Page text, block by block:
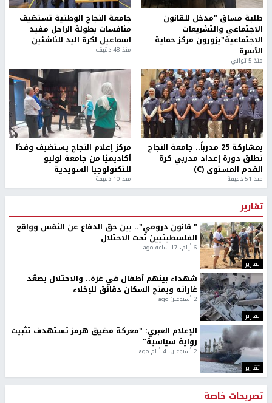
طلبة مساق "مدخل للقانون
الاجتماعي والتشريعات
الاجتماعية"يزورون مركز حماية
الأسرة
منذ 5 ثواني
جامعة النجاح الوطنية تستضيف
منافسات بطولة الراحل مفيد
اسماعيل لكرة اليد للناشئين
منذ 48 دقيقة
بمشاركة 25 مدرباً.. جامعة النجاح
تطلق دورة إعداد مدربي كرة
القدم المستوى (C)
منذ 51 دقيقة
مركز إعلام النجاح يستضيف وفدًا
أكاديميًا من جامعة لوليو
للتكنولوجيا السويدية
منذ 10 دقيقة
تقارير
تقارير
" قانون درومي".. بين حق الدفاع عن النفس وواقع
الفلسطينيين تحت الاحتلال
6 أيام، 17 ساعة ago
تقارير
شهداء بينهم أطفال في غزة.. والاحتلال يصعّد
غاراته ويمنح السكان دقائق للإخلاء
2 أسبوعين ago
تقارير
الإعلام العبري: "معركة مضيق هرمز تستهدف تثبيت
رواية سياسية"
2 أسبوعين، 4 أيام ago
تصريحات خاصة